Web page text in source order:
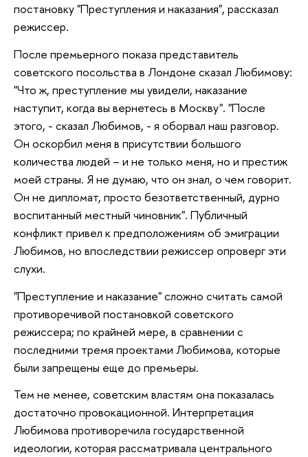
постановку "Преступления и наказания", рассказал
режиссер.
После премьерного показа представитель
советского посольства в Лондоне сказал Любимову:
"Что ж, преступление мы увидели, наказание
наступит, когда вы вернетесь в Москву". "После
этого, - сказал Любимов, - я оборвал наш разговор.
Он оскорбил меня в присутствии большого
количества людей – и не только меня, но и престиж
моей страны. Я не думаю, что он знал, о чем говорит.
Он не дипломат, просто безответственный, дурно
воспитанный местный чиновник". Публичный
конфликт привел к предположениям об эмиграции
Любимов, но впоследствии режиссер опроверг эти
слухи.
"Преступление и наказание" сложно считать самой
противоречивой постановкой советского
режиссера; по крайней мере, в сравнении с
последними тремя проектами Любимова, которые
были запрещены еще до премьеры.
Тем не менее, советским властям она показалась
достаточно провокационной. Интерпретация
Любимова противоречила государственной
идеологии, которая рассматривала центрального